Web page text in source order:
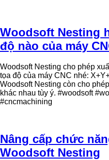
Woodsoft Nesting
độ nào của máy
Woodsoft Nesting cho phép
tọa độ của máy CNC nhé:
Woodsoft Nesting còn cho
khác nhau tùy ý. #woodsoft
#cncmachining
Nâng cấp chức
Woodsoft Nesting